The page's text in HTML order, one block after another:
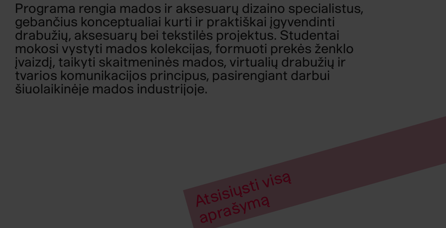
Programa rengia mados ir aksesuarų dizaino specialistus,
gebančius konceptualiai kurti ir praktiškai įgyvendinti
drabužių, aksesuarų bei tekstilės projektus. Studentai
mokosi vystyti mados kolekcijas, formuoti prekės ženklo
įvaizdį, taikyti skaitmeninės mados, virtualių drabužių ir
tvarios komunikacijos principus, pasirengiant darbui
šiuolaikinėje mados industrijoje.
A
t
si
si
ų
s
ti
vi
s
ą
a
p
r
a
š
y
m
ą